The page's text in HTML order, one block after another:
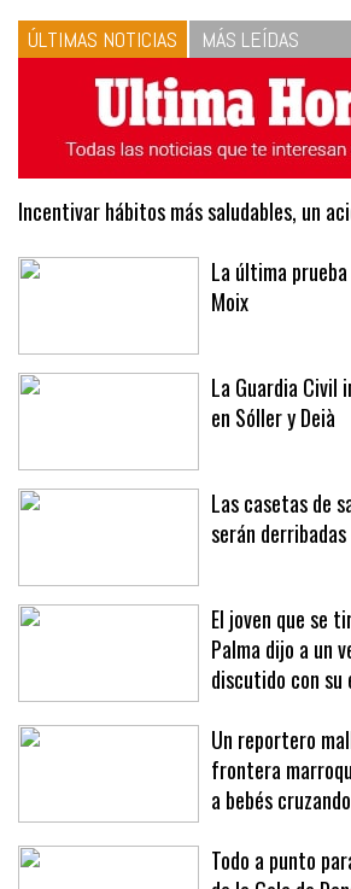
ÚLTIMAS NOTICIAS MÁS LEÍDAS
Incentivar hábitos más saludables, un
La última
Moix
La Guardia Civil
en Sóller y Deià
Las casetas de
serán derribadas
El joven que se
Palma dijo a un
discutido con su
Un reportero
frontera
a bebés
Todo a punto